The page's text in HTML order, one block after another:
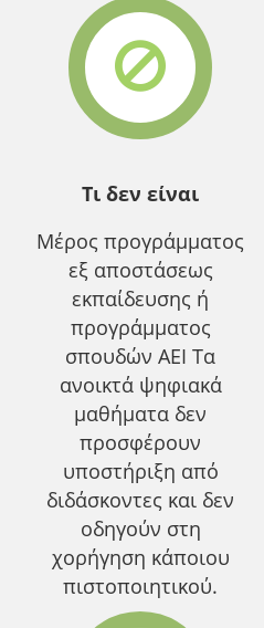
Τι δεν είναι
Μέρος προγράμματος
εξ αποστάσεως
εκπαίδευσης ή
προγράμματος
σπουδών ΑΕΙ Τα
ανοικτά ψηφιακά
μαθήματα δεν
προσφέρουν
υποστήριξη από
διδάσκοντες και δεν
οδηγούν στη
χορήγηση κάποιου
πιστοποιητικού.